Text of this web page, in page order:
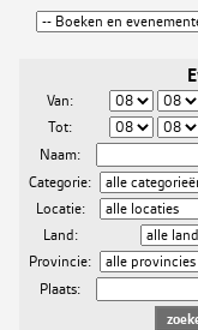
Van:
Tot:
Naam:
Categorie:
Locatie:
Land:
Provincie:
Plaats: